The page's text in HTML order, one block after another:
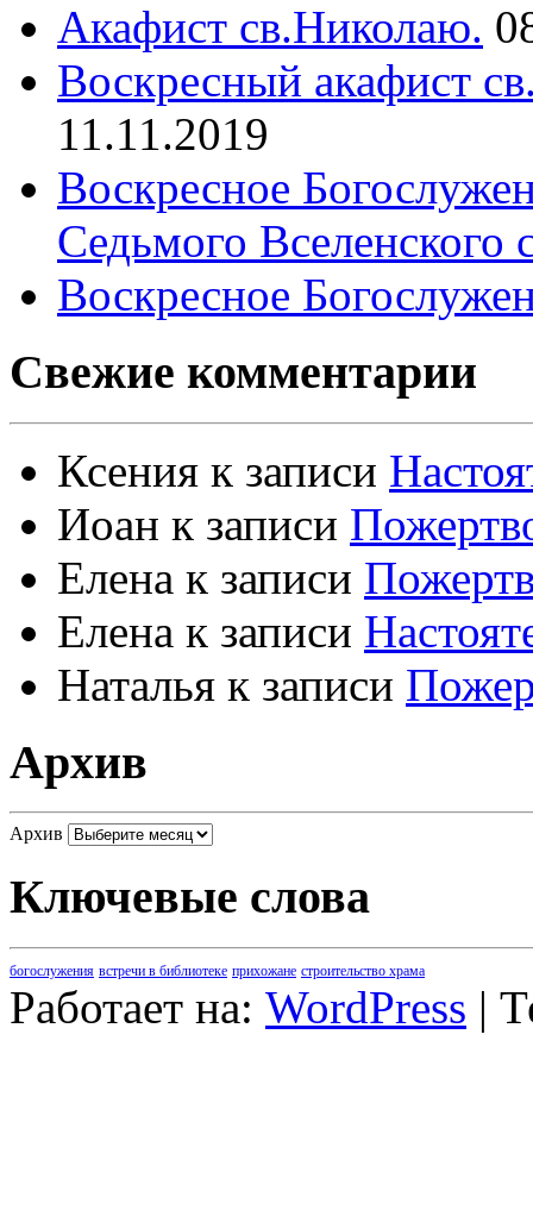
Акафист св.Николаю.
Воскресный акафист
11.11.2019
Воскресное
Седьмого Вселенского
Воскресное
Свежие комментарии
Ксения к записи
Иоан к записи
Елена к записи
Елена к записи
Наталья к записи
Архив
Архив
Ключевые слова
богослужения встречи в библиотеке прихожане строительство храма
Работает на: WordPress |